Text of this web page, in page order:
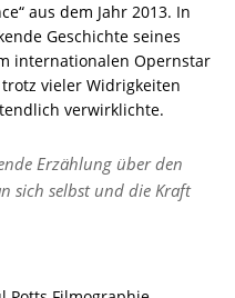
aus dem Jahr 2013. In
Geschichte seines
internationalen Opernstar
vieler Widrigkeiten
verwirklichte.
Erzählung über den
sich selbst und die Kraft